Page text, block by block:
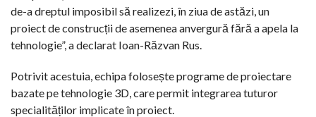
de-a dreptul imposibil să realizezi, în ziua de astăzi, un
proiect de construcții de asemenea anvergură fără a apela la
tehnologie”, a declarat Ioan-Răzvan Rus.
Potrivit acestuia, echipa folosește programe de proiectare
bazate pe tehnologie 3D, care permit integrarea tuturor
specialităților implicate în proiect.